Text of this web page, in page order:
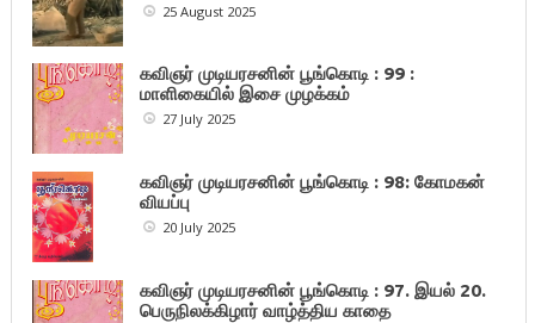
25 August 2025
கவிஞர் முடியரசனின் பூங்கொடி : 99 :
மாளிகையில் இசை முழக்கம்
27 July 2025
கவிஞர் முடியரசனின் பூங்கொடி : 98: கோமகன்
வியப்பு
20 July 2025
கவிஞர் முடியரசனின் பூங்கொடி : 97. இயல் 20.
பெருநிலக்கிழார் வாழ்த்திய காதை